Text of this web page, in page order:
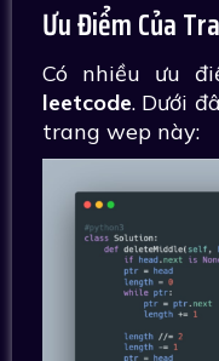
Ưu Điểm Của
Có nhiều ưu
leetcode. Dưới
trang wep này: